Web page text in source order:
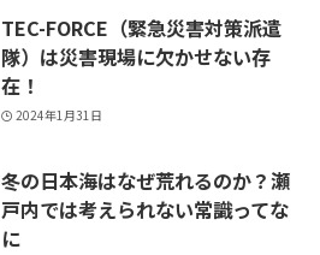
TEC-FORCE（緊急災害対策派遣
隊）は災害現場に欠かせない存
在！
2024年1月31日
冬の日本海はなぜ荒れるのか？瀬
戸内では考えられない常識ってな
に